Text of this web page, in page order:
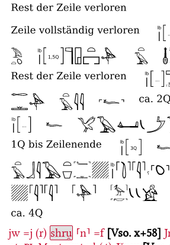
jw =j (r) shru̯ ⸢n⸣ =f Vso. x+58